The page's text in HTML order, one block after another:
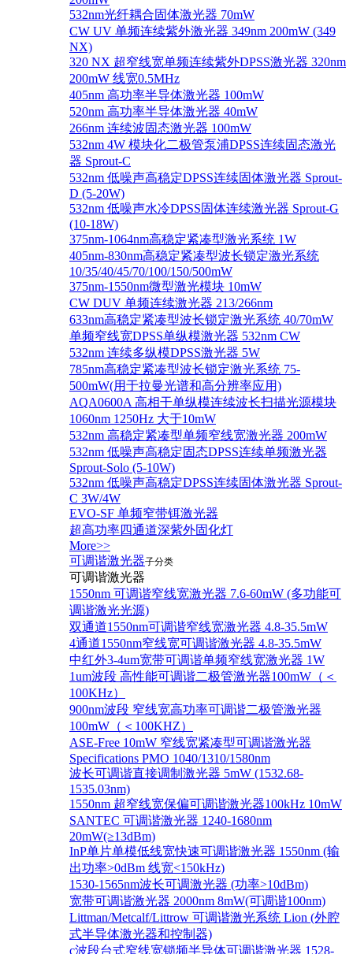
532nm光纤耦合固体激光器 70mW
CW UV 单频连续紫外激光器 349nm 200mW (349
NX)
320 NX 超窄线宽单频连续紫外DPSS激光器 320nm
200mW 线宽0.5MHz
405nm 高功率半导体激光器 100mW
520nm 高功率半导体激光器 40mW
266nm 连续波固态激光器 100mW
532nm 4W 模块化二极管泵浦DPSS连续固态激光
器 Sprout-C
532nm 低噪声高稳定DPSS连续固体激光器 Sprout-
D (5-20W)
532nm 低噪声水冷DPSS固体连续激光器 Sprout-G
(10-18W)
375nm-1064nm高稳定紧凑型激光系统 1W
405nm-830nm高稳定紧凑型波长锁定激光系统
10/35/40/45/70/100/150/500mW
375nm-1550nm微型激光模块 10mW
CW DUV 单频连续激光器 213/266nm
633nm高稳定紧凑型波长锁定激光系统 40/70mW
单频窄线宽DPSS单纵模激光器 532nm CW
532nm 连续多纵模DPSS激光器 5W
785nm高稳定紧凑型波长锁定激光系统 75-
500mW(用于拉曼光谱和高分辨率应用)
AQA0600A 高相干单纵模连续波长扫描光源模块
1060nm 1250Hz 大于10mW
532nm 高稳定紧凑型单频窄线宽激光器 200mW
532nm 低噪声高稳定固态DPSS连续单频激光器
Sprout‐Solo (5-10W)
532nm 低噪声高稳定DPSS连续固体激光器 Sprout-
C 3W/4W
EVO-SF 单频窄带铒激光器
超高功率四通道深紫外固化灯
More>>
可调谐激光器子分类
可调谐激光器
1550nm 可调谐窄线宽激光器 7.6-60mW (多功能可
调谐激光光源)
双通道1550nm可调谐窄线宽激光器 4.8-35.5mW
4通道1550nm窄线宽可调谐激光器 4.8-35.5mW
中红外3-4um宽带可调谐单频窄线宽激光器 1W
1um波段 高性能可调谐二极管激光器100mW（＜
100KHz）
900nm波段 窄线宽高功率可调谐二极管激光器
100mW（＜100KHZ）
ASE-Free 10mW 窄线宽紧凑型可调谐激光器
Specifications PMO 1040/1310/1580nm
波长可调谐直接调制激光器 5mW (1532.68-
1535.03nm)
1550nm 超窄线宽保偏可调谐激光器100kHz 10mW
SANTEC 可调谐激光器 1240-1680nm
20mW(≥13dBm)
InP单片单模低线宽快速可调谐激光器 1550nm (输
出功率>0dBm 线宽<150kHz)
1530-1565nm波长可调激光器 (功率>10dBm)
宽带可调谐激光器 2000nm 8mW(可调谐100nm)
Littman/Metcalf/Littrow 可调谐激光系统 Lion (外腔
式半导体激光器和控制器)
c波段台式窄线宽锁频半导体可调谐激光器 1528-